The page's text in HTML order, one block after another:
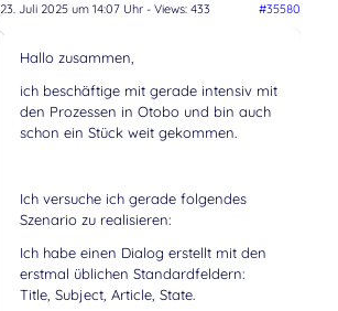
23. Juli 2025 um 14:07 Uhr- Views: 433 #35580
Hallo zusammen,
ich beschäftige mit gerade intensiv mit
den Prozessen in Otobo und bin auch
schon ein Stück weit gekommen.
Ich versuche ich gerade folgendes
Szenario zu realisieren:
Ich habe einen Dialog erstellt mit den
erstmal üblichen Standardfeldern:
Title, Subject, Article, State.